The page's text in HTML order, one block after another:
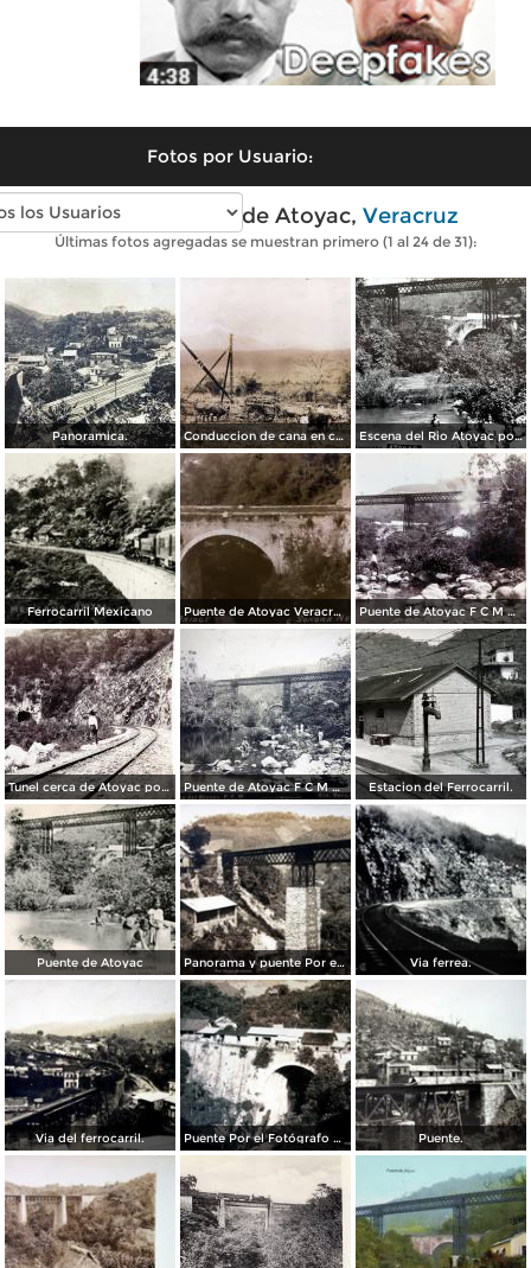
Fotos por Usuario:
Fotos antiguas de Atoyac, Veracruz
Últimas fotos agregadas se muestran primero (1 al 24 de 31):
Panoramica. Conduccion de cana en carretas para el Ingenio azucarero El Potrero Al fondo el Pico de Orizaba. Escena del Rio Atoyac por el Fotógrafo Windfield Scott.
Ferrocarril Mexicano Puente de Atoyac Veracruz por La Sonora News & Co. Puente de Atoyac F C M Por el Fotógrafo Abel Briquet.
Tunel cerca de Atoyac por el Fotógrafo Abel Briquet. Puente de Atoyac F C M Por el Fotógrafo Abel Briquet ( Circulada el 22 de Febrero de 1907 ). Estacion del Ferrocarril.
Puente de Atoyac Panorama y puente Por el fotografo Hugo Brehme. Via ferrea.
Via del ferrocarril. Puente Por el Fotógrafo Hugo Brehme. Puente.